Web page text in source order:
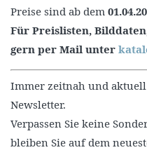
Preise sind ab dem
Für Preislisten,
gern per Mail unter
Immer zeitnah und
Newsletter.
Verpassen Sie keine
bleiben Sie auf dem